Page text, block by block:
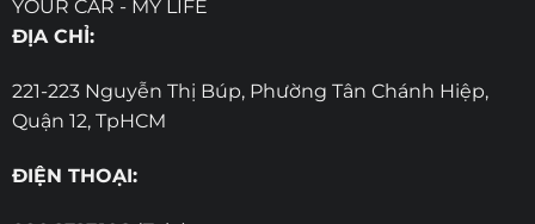
YOUR CAR - MY LIFE
ĐỊA CHỈ:
221-223 Nguyễn Thị Búp, Phường Tân Chánh Hiệp,
Quận 12, TpHCM
ĐIỆN THOẠI: